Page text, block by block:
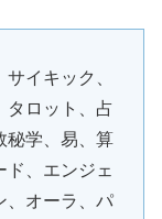
イキック、
タロット、占
秘学、易、算
ド、エンジェ
、オーラ、パ